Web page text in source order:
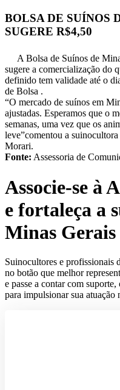
BOLSA DE SUÍNOS
SUGERE R$4,50
A Bolsa de Suínos de
sugere a comercialização
definido tem validade até o
de Bolsa .
“O mercado de suínos em
ajustadas. Esperamos que o
semanas, uma vez que os
leve”comentou a
Morari.
Fonte: Assessoria de
Associe-se à
e fortaleça a
Minas Gerais
Suinocultores e profissionais
no botão que melhor
e passe a contar com
para impulsionar sua atuação